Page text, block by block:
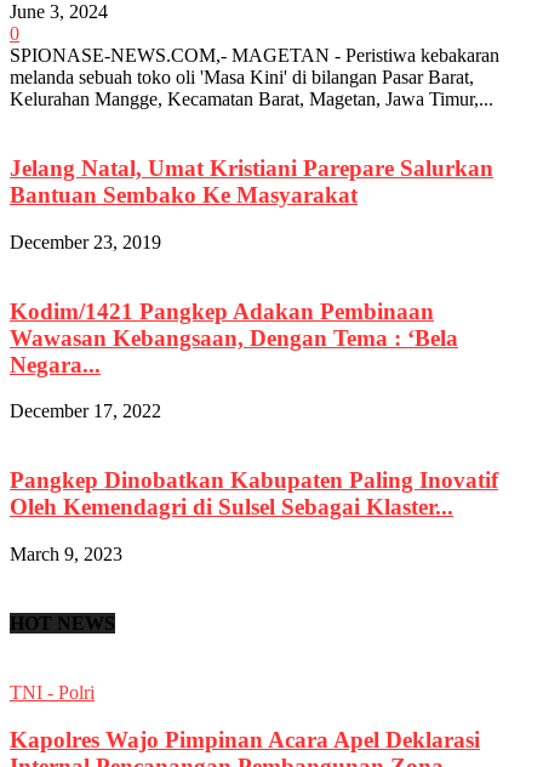
June 3, 2024
0
SPIONASE-NEWS.COM,- MAGETAN - Peristiwa kebakaran
melanda sebuah toko oli 'Masa Kini' di bilangan Pasar Barat,
Kelurahan Mangge, Kecamatan Barat, Magetan, Jawa Timur,...
Jelang Natal, Umat Kristiani Parepare Salurkan
Bantuan Sembako Ke Masyarakat
December 23, 2019
Kodim/1421 Pangkep Adakan Pembinaan
Wawasan Kebangsaan, Dengan Tema : ‘Bela
Negara...
December 17, 2022
Pangkep Dinobatkan Kabupaten Paling Inovatif
Oleh Kemendagri di Sulsel Sebagai Klaster...
March 9, 2023
HOT NEWS
TNI - Polri
Kapolres Wajo Pimpinan Acara Apel Deklarasi